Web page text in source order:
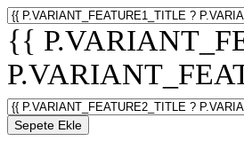
{{
Sepete Ekle